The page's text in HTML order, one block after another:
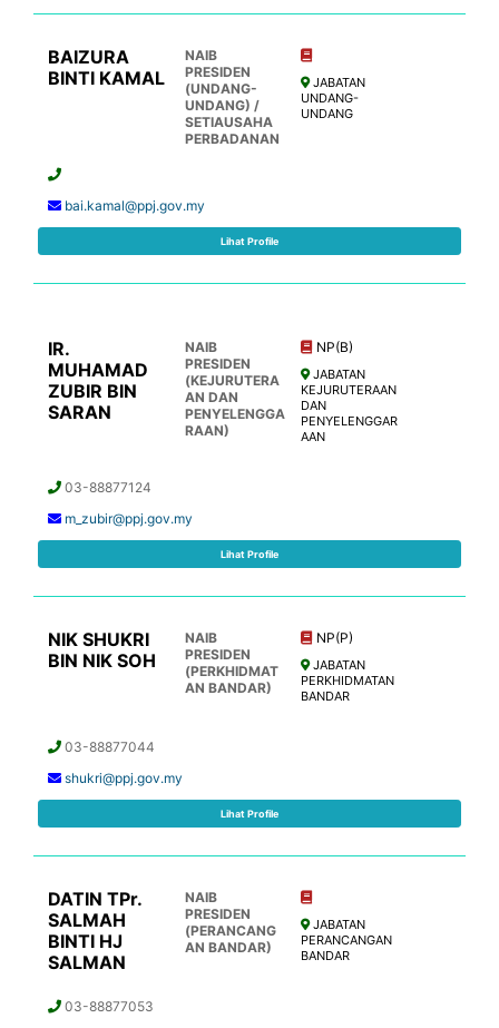
BAIZURA
BINTI KAMAL
NAIB
PRESIDEN
(UNDANG-
UNDANG) /
SETIAUSAHA
PERBADANAN
JABATAN
UNDANG-
UNDANG
bai.kamal@ppj.gov.my
Lihat Profile
IR.
MUHAMAD
ZUBIR BIN
SARAN
NAIB
PRESIDEN
(KEJURUTERA
AN DAN
PENYELENGGA
RAAN)
NP(B)
JABATAN
KEJURUTERAAN
DAN
PENYELENGGAR
AAN
03-88877124
m_zubir@ppj.gov.my
Lihat Profile
NIK SHUKRI
BIN NIK SOH
NAIB
PRESIDEN
(PERKHIDMAT
AN BANDAR)
NP(P)
JABATAN
PERKHIDMATAN
BANDAR
03-88877044
shukri@ppj.gov.my
Lihat Profile
DATIN TPr.
SALMAH
BINTI HJ
SALMAN
NAIB
PRESIDEN
(PERANCANG
AN BANDAR)
JABATAN
PERANCANGAN
BANDAR
03-88877053